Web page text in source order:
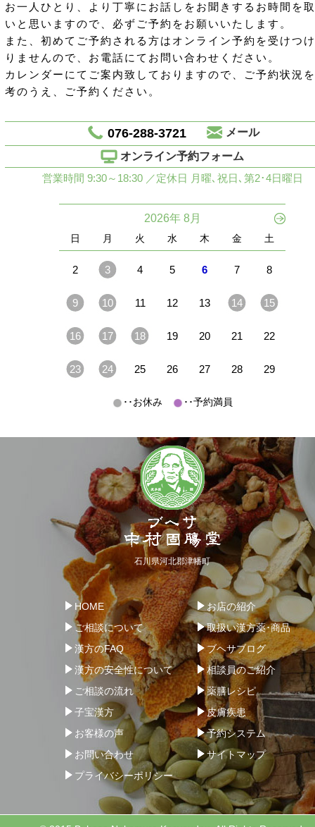
お一人ひとり、より丁寧にお話しをお聞きするお時間を
いと思いますので、必ずご予約をお願いいたします。
また、初めてご予約される方はオンライン予約を受けつ
りませんので、お電話にてお問い合わせください。
カレンダーにてご案内致しておりますので、ご予約状況
考のうえ、ご予約ください。
076-288-3721
メール
オンライン予約フォーム
営業時間 9:30～18:30 ／定休日 月曜､祝日､第2･4日曜日
2026年 8月
日 月 火 水 木 金 土
2 3 4 5 6 7 8
9 10 11 12 13 14 15
16 17 18 19 20 21 22
23 24 25 26 27 28 29
･･お休み ･･予約満員
石川県河北郡津幡町
HOME
お店の紹介
ご相談について
取扱い漢方薬･商品
漢方のFAQ
ブヘサブログ
漢方の安全性について
相談員のご紹介
ご相談の流れ
薬膳レシピ
子宝漢方
皮膚疾患
お客様の声
予約システム
お問い合わせ
サイトマップ
プライバシーポリシー